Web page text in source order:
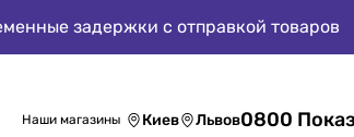
задержки с отправкой товаров
Наши магазины Киев Львов0800